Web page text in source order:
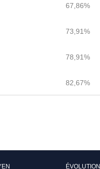
67,86%
73,91%
78,91%
82,67%
ÉVOLUTION